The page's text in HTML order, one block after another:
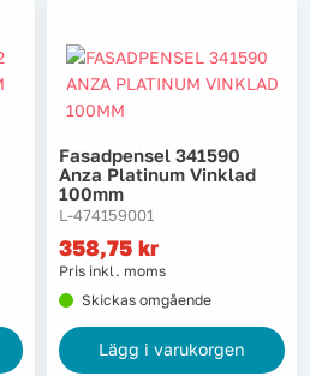
Fasadpensel 341590
Anza Platinum Vinklad
100mm
L-474159001
358,75 kr
Pris inkl. moms
Skickas omgående
Lägg i varukorgen